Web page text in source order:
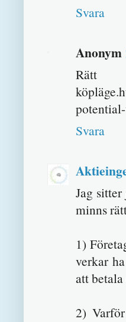
Svara
Anonym
Rätt
Svara
Jag
minns
1)
verkar
att
2)